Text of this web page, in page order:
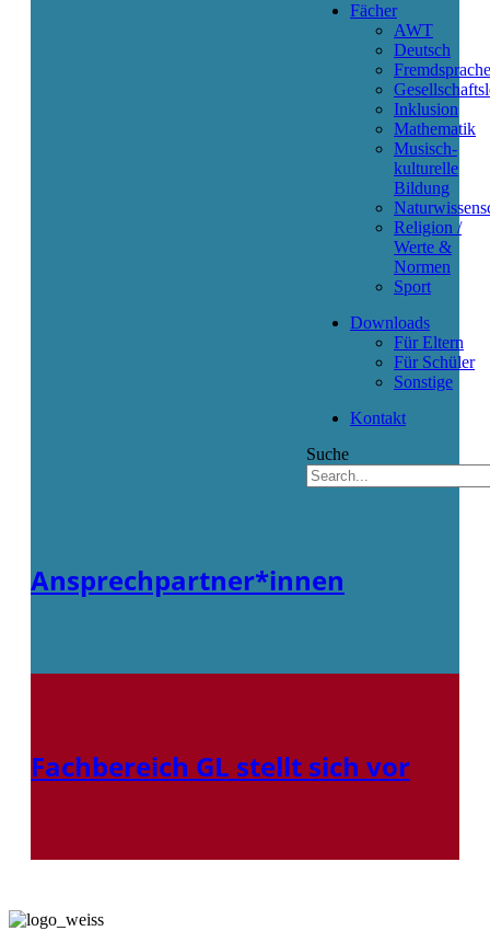
Fächer
AWT
Deutsch
Inklusion
Mathematik
Musisch-
kulturelle
Bildung
Religion /
Werte &
Normen
Sport
Downloads
Für Eltern
Für Schüler
Sonstige
Kontakt
Suche
Ansprechpartner*innen
Fachbereich GL stellt sich vor